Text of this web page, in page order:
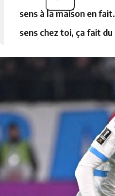
sens à la maison en
sens chez toi, ça fait